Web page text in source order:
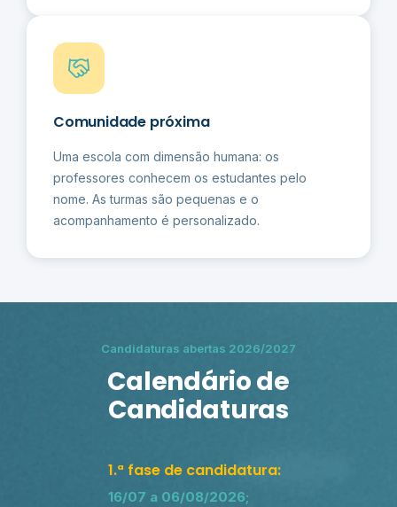
Comunidade próxima
Uma escola com dimensão humana: os
professores conhecem os estudantes pelo
nome. As turmas são pequenas e o
acompanhamento é personalizado.
Candidaturas abertas 2026/2027
Calendário de
Candidaturas
1.ª fase de candidatura:
16/07 a 06/08/2026;